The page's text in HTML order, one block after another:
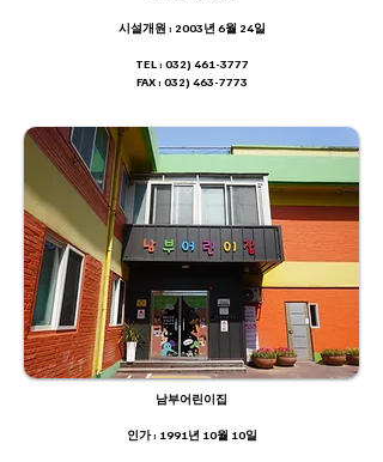
시설개원 : 2003년 6월 24일
TEL : 032) 461-3777
FAX : 032) 463-7773
남부어린이집
​인가 : 1991년 10월 10일